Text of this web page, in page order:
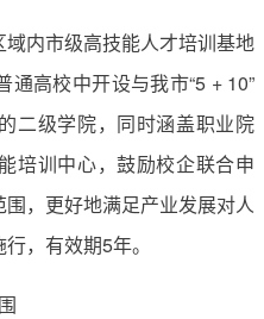
内市级高技能人才培训基地
高校中开设与我市“5 + 10”
二级学院，同时涵盖职业院
培训中心，鼓励校企联合申
，更好地满足产业发展对人
，有效期5年。